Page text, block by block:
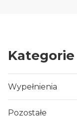
Kategorie
Wypełnienia
Pozostałe